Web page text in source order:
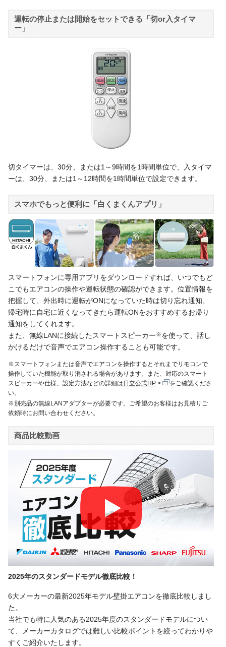
運転の停止または開始をセットできる「切or入タイマ
ー」
切タイマーは、30分、または1～9時間を1時間単位で、入タイマ
ーは、30分、または1～12時間を1時間単位で設定できます。
スマホでもっと便利に「白くまくんアプリ」
スマートフォンに専用アプリをダウンロードすれば、いつでもど
こでもエアコンの操作や運転状態の確認ができます。位置情報を
把握して、外出時に運転がONになっていた時は切り忘れ通知、
帰宅時に自宅に近くなってきたら運転ONをおすすめするお帰り
通知をしてくれます。
また、無線LANに接続したスマートスピーカー※を使って、話し
かけるだけで音声でエアコン操作することも可能です。
※スマートフォンまたは音声でエアコンを操作するとそれまでリモコンで
操作していた機能が取り消される場合があります。また、対応のスマート
スピーカーや仕様、設定方法などの詳細は 日立公式HP
をご確認くださ
い。
※別売品の無線LANアダプターが必要です。ご希望のお客様はお見積りご
依頼時にお問い合わせください。
商品比較動画
2025年のスタンダードモデル徹底比較！
6大メーカーの最新2025年モデル壁掛エアコンを徹底比較しまし
た。
当社でも特に人気のある2025年度のスタンダードモデルについ
て、メーカーカタログでは難しい比較ポイントを絞ってわかりや
すくご紹介いたします。